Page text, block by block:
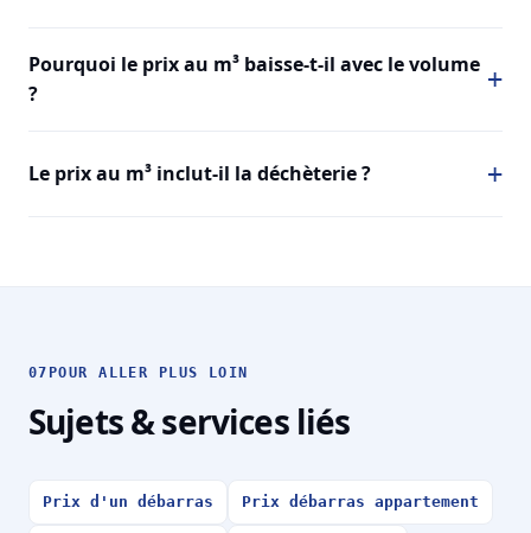
Pourquoi le prix au m³ baisse-t-il avec le volume
?
Le prix au m³ inclut-il la déchèterie ?
07 POUR ALLER PLUS LOIN
Sujets & services liés
Prix d'un débarras Prix débarras appartement